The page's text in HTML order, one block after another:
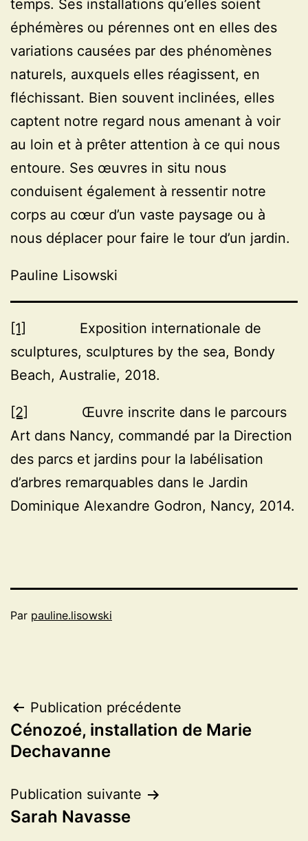
temps. Ses installations qu’elles soient
éphémères ou pérennes ont en elles des
variations causées par des phénomènes
naturels, auxquels elles réagissent, en
fléchissant. Bien souvent inclinées, elles
captent notre regard nous amenant à voir
au loin et à prêter attention à ce qui nous
entoure. Ses œuvres in situ nous
conduisent également à ressentir notre
corps au cœur d’un vaste paysage ou à
nous déplacer pour faire le tour d’un jardin.
Pauline Lisowski
[1]
Exposition internationale de
sculptures, sculptures by the sea, Bondy
Beach, Australie, 2018.
[2]
Œuvre inscrite dans le parcours
Art dans Nancy, commandé par la Direction
des parcs et jardins pour la labélisation
d’arbres remarquables dans le Jardin
Dominique Alexandre Godron, Nancy, 2014.
Par pauline.lisowski
Navigation
de
Publication précédente
Cénozoé, installation de Marie
Dechavanne
Publication suivante
Sarah Navasse